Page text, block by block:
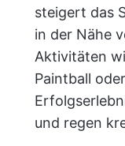
steigert das
in der Nähe
Aktivitäten
Paintball
und regen